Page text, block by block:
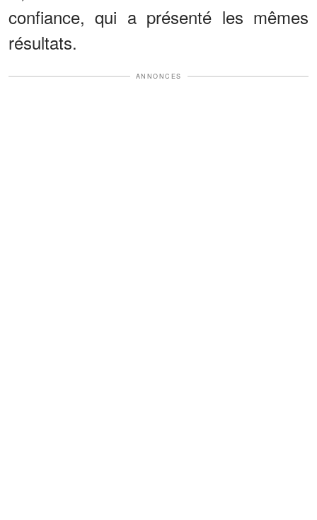
confiance, qui a présenté les mêmes
résultats.
ANNONCES